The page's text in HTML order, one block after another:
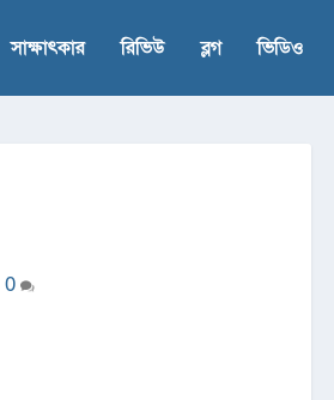
সাক্ষাৎকার রিভিউ ব্লগ ভিডিও
0